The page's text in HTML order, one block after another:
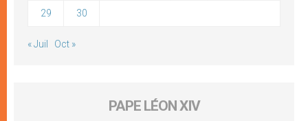
29 30
« Juil Oct »
PAPE LÉON XIV